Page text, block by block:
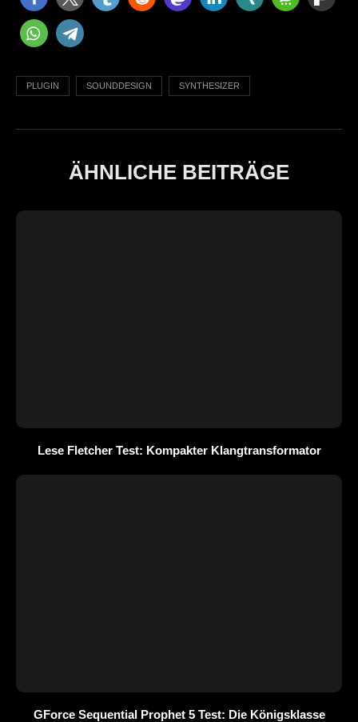
PLUGIN SOUNDDESIGN SYNTHESIZER
ÄHNLICHE BEITRÄGE
Lese Fletcher Test: Kompakter Klangtransformator
GForce Sequential Prophet 5 Test: Die Königsklasse